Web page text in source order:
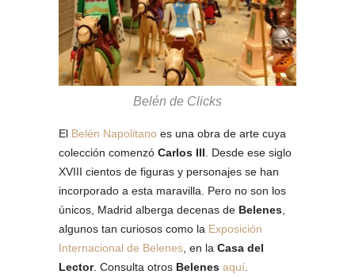
Belén de Clicks
El Belén Napolitano es una obra de arte cuya
colección comenzó Carlos III. Desde ese siglo
XVIII cientos de figuras y personajes se han
incorporado a esta maravilla. Pero no son los
únicos, Madrid alberga decenas de Belenes,
algunos tan curiosos como la Exposición
Internacional de Belenes, en la Casa del
Lector. Consulta otros Belenes aquí.